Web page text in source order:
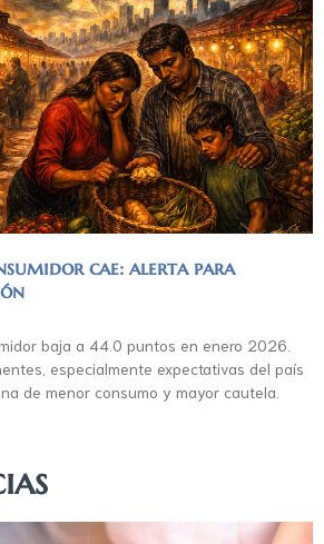
cae: alerta para
baja a 44.0 puntos en enero 2026.
especialmente expectativas del país
de menor consumo y mayor cautela.